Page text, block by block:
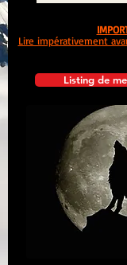
Listing de
Lire impérativement